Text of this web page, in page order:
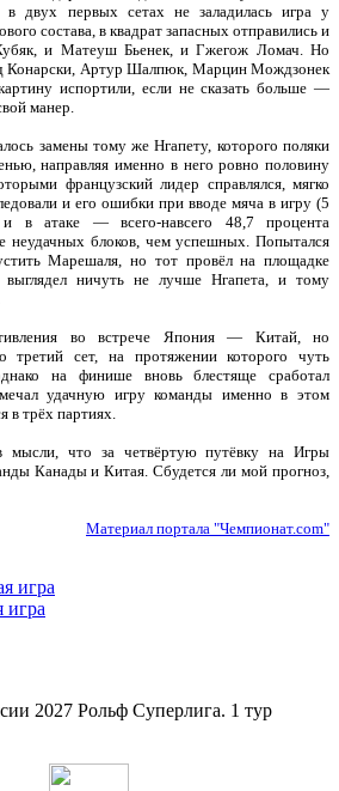
в двух первых сетах не заладилась игра у
состава, в квадрат запасных отправились и
и Матеуш Бьенек, и Гжегож Ломач. Но
Конарски, Артур Шалпюк, Марцин Мождзонек
испортили, если не сказать больше —
манер.
замены тому же Нгапету, которого поляки
направляя именно в него ровно половину
французский лидер справлялся, мягко
и его ошибки при вводе мяча в игру (5
в атаке — всего-навсего 48,7 процента
неудачных блоков, чем успешных. Попытался
Марешаля, но тот провёл на площадке
выглядел ничуть не лучше Нгапета, и тому
во встрече Япония — Китай, но
третий сет, на протяжении которого чуть
на финише вновь блестяще сработал
удачную игру команды именно в этом
в трёх партиях.
мысли, что за четвёртую путёвку на Игры
Канады и Китая. Сбудется ли мой прогноз,
Материал портала "Чемпионат.com"
игра
игра
2027 Рольф Суперлига. 1 тур